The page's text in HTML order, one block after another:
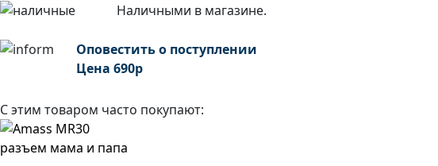
Наличными в магазине.
Оповестить о поступлении
Цена 690р
С этим товаром часто покупают: